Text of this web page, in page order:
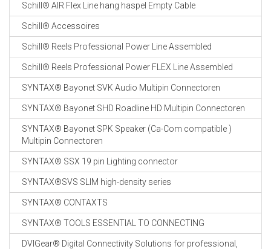
Schill® AIR Flex Line hang haspel Empty Cable
Schill® Accessoires
Schill® Reels Professional Power Line Assembled
Schill® Reels Professional Power FLEX Line Assembled
SYNTAX® Bayonet SVK Audio Multipin Connectoren
SYNTAX® Bayonet SHD Roadline HD Multipin Connectoren
SYNTAX® Bayonet SPK Speaker (Ca-Com compatible )
Multipin Connectoren
SYNTAX® SSX 19 pin Lighting connector
SYNTAX®SVS SLIM high-density series
SYNTAX® CONTAXTS
SYNTAX® TOOLS ESSENTIAL TO CONNECTING
DVIGear® Digital Connectivity Solutions for professional,